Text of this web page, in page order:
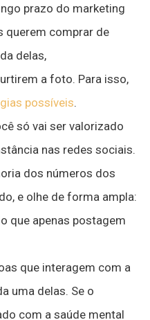
prazo do marketing
querem comprar de
delas,
a foto. Para isso,
possíveis.
só vai ser valorizado
nas redes sociais.
dos números dos
e olhe de forma ampla:
que apenas postagem
que interagem com a
uma delas. Se o
com a saúde mental